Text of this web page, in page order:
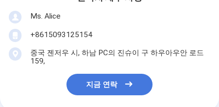
Ms. Alice
+8615093125154
중국 젠저우 시, 하남 PC의 진슈이 구 하우아우안 로드
159,
지금 연락